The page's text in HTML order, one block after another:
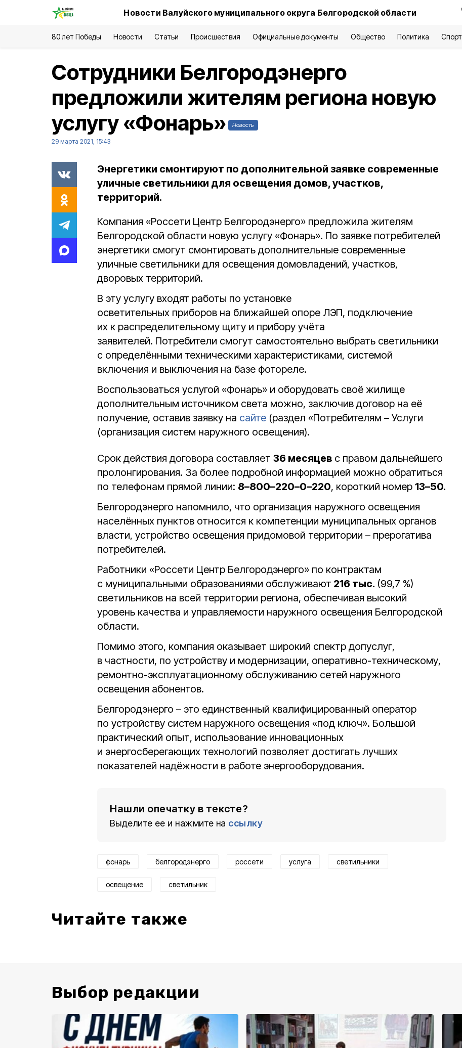
Новости Валуйского муниципального округа Белгородской области
80 лет Победы Новости Статьи Происшествия Официальные документы Общество Политика Спорт
Сотрудники Белгородэнерго
предложили жителям региона новую
услугу «Фонарь»
Новость
29 марта 2021, 15:43
Энергетики смонтируют по дополнительной заявке современные
уличные светильники для освещения домов, участков,
территорий.
Компания «Россети Центр Белгородэнерго» предложила жителям
Белгородской области новую услугу «Фонарь». По заявке потребителей
энергетики смогут смонтировать дополнительные современные
уличные светильники для освещения домовладений, участков,
дворовых территорий.
В эту услугу входят работы по установке
осветительных приборов на ближайшей опоре ЛЭП, подключение
их к распределительному щиту и прибору учёта
заявителей. Потребители смогут самостоятельно выбрать светильники
с определёнными техническими характеристиками, системой
включения и выключения на базе фотореле.
Воспользоваться услугой «Фонарь» и оборудовать своё жилище
дополнительным источником света можно, заключив договор на её
получение, оставив заявку на сайте (раздел «Потребителям – Услуги
(организация систем наружного освещения).
Срок действия договора составляет 36 месяцев с правом дальнейшего
пролонгирования. За более подробной информацией можно обратиться
по телефонам прямой линии: 8–800–220–0–220, короткий номер 13–50.
Белгородэнерго напомнило, что организация наружного освещения
населённых пунктов относится к компетенции муниципальных органов
власти, устройство освещения придомовой территории – прерогатива
потребителей.
Работники «Россети Центр Белгородэнерго» по контрактам
с муниципальными образованиями обслуживают 216 тыс. (99,7 %)
светильников на всей территории региона, обеспечивая высокий
уровень качества и управляемости наружного освещения Белгородской
области.
Помимо этого, компания оказывает широкий спектр допуслуг,
в частности, по устройству и модернизации, оперативно-техническому,
ремонтно-эксплуатационному обслуживанию сетей наружного
освещения абонентов.
Белгородэнерго – это единственный квалифицированный оператор
по устройству систем наружного освещения «под ключ». Большой
практический опыт, использование инновационных
и энергосберегающих технологий позволяет достигать лучших
показателей надёжности в работе энергооборудования.
Нашли опечатку в тексте?
Выделите ее и нажмите на ссылку
фонарь белгородэнерго россети услуга светильники
освещение светильник
Читайте также
Выбор редакции